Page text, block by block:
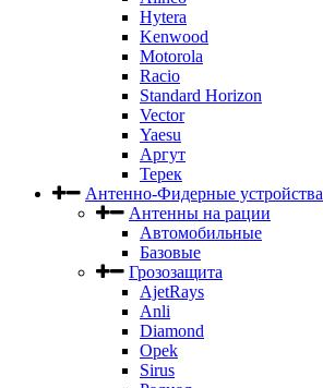
Hytera
Kenwood
Motorola
Racio
Standard Horizon
Vector
Yaesu
Аргут
Терек
Антенно-Фидерные устройства
Антенны на рации
Автомобильные
Базовые
Грозозащита
AjetRays
Anli
Diamond
Opek
Sirus